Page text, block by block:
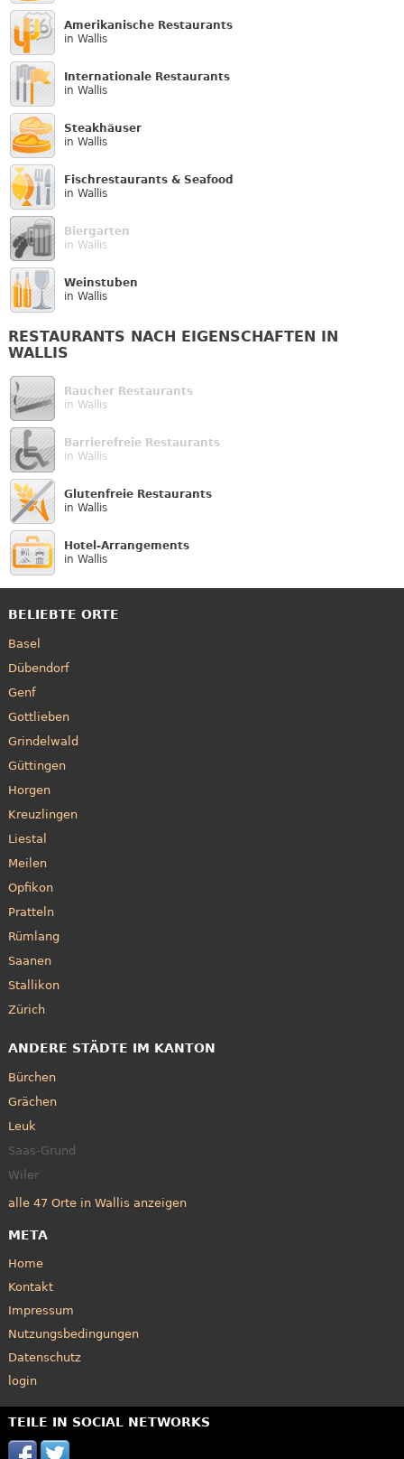
Amerikanische Restaurants
in Wallis
Internationale Restaurants
in Wallis
Steakhäuser
in Wallis
Fischrestaurants & Seafood
in Wallis
Biergarten
in Wallis
Weinstuben
in Wallis
RESTAURANTS NACH EIGENSCHAFTEN IN
WALLIS
Raucher Restaurants
in Wallis
Barrierefreie Restaurants
in Wallis
Glutenfreie Restaurants
in Wallis
Hotel-Arrangements
in Wallis
BELIEBTE ORTE
Basel
Dübendorf
Genf
Gottlieben
Grindelwald
Güttingen
Horgen
Kreuzlingen
Liestal
Meilen
Opfikon
Pratteln
Rümlang
Saanen
Stallikon
Zürich
ANDERE STÄDTE IM KANTON
Bürchen
Grächen
Leuk
Saas-Grund
Wiler
alle 47 Orte in Wallis anzeigen
META
Home
Kontakt
Impressum
Nutzungsbedingungen
Datenschutz
login
TEILE IN SOCIAL NETWORKS